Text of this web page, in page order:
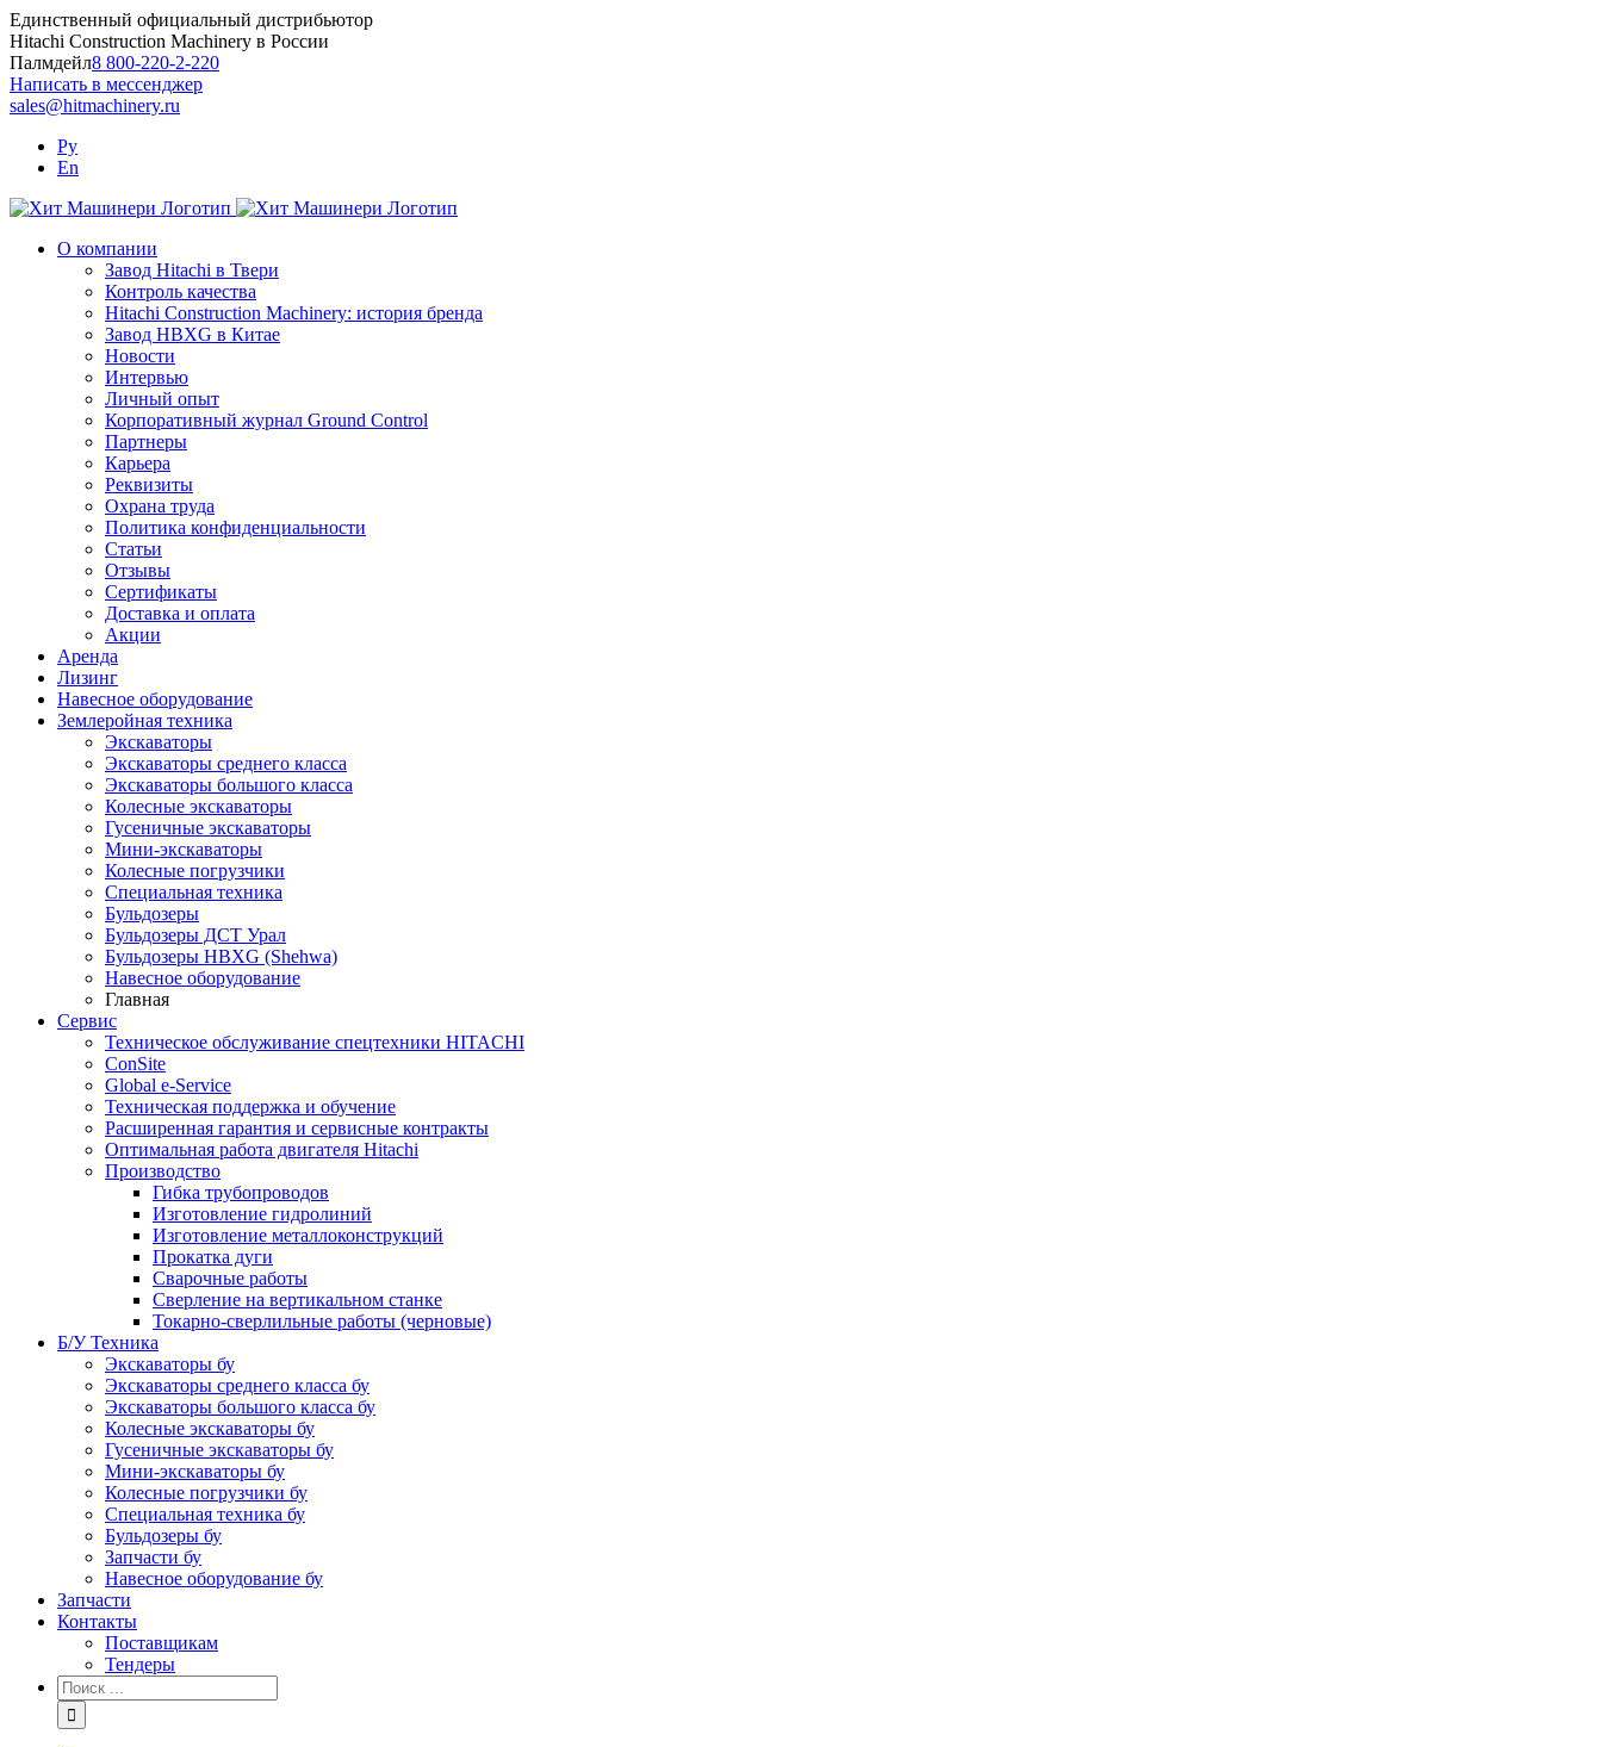
Skip
to
content
Единственный официальный дистрибьютор
Hitachi Construction Machinery в России
Палмдейл8 800-220-2-220
Написать в мессенджер
sales@hitmachinery.ru
Ру
En
О компании
Завод Hitachi в Твери
Контроль качества
Hitachi Construction Machinery: история бренда
Завод HBXG в Китае
Новости
Интервью
Личный опыт
Корпоративный журнал Ground Control
Партнеры
Карьера
Реквизиты
Охрана труда
Политика конфиденциальности
Статьи
Отзывы
Сертификаты
Доставка и оплата
Акции
Аренда
Лизинг
Навесное оборудование
Землеройная техника
Экскаваторы
Экскаваторы среднего класса
Экскаваторы большого класса
Колесные экскаваторы
Гусеничные экскаваторы
Мини-экскаваторы
Колесные погрузчики
Специальная техника
Бульдозеры
Бульдозеры ДСТ Урал
Бульдозеры HBXG (Shehwa)
Навесное оборудование
Главная
Сервис
Техническое обслуживание спецтехники HITACHI
ConSite
Global e-Service
Техническая поддержка и обучение
Расширенная гарантия и сервисные контракты
Оптимальная работа двигателя Hitachi
Производство
Гибка трубопроводов
Изготовление гидролиний
Изготовление металлоконструкций
Прокатка дуги
Сварочные работы
Сверление на вертикальном станке
Токарно-сверлильные работы (черновые)
Б/У Техника
Экскаваторы бу
Экскаваторы среднего класса бу
Экскаваторы большого класса бу
Колесные экскаваторы бу
Гусеничные экскаваторы бу
Мини-экскаваторы бу
Колесные погрузчики бу
Специальная техника бу
Бульдозеры бу
Запчасти бу
Навесное оборудование бу
Запчасти
Контакты
Поставщикам
Тендеры
Результат
поиска: